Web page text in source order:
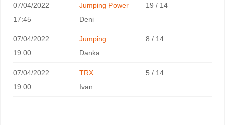
07/04/2022
17:45
Jumping Power
Deni
19 / 14
07/04/2022
19:00
Jumping
Danka
8 / 14
07/04/2022
19:00
TRX
Ivan
5 / 14